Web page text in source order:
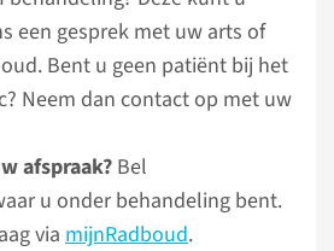
een gesprek met uw arts of
Bent u geen patiënt bij het
Neem dan contact op met uw
afspraak?Bel
u onder behandeling bent.
viamijnRadboud.